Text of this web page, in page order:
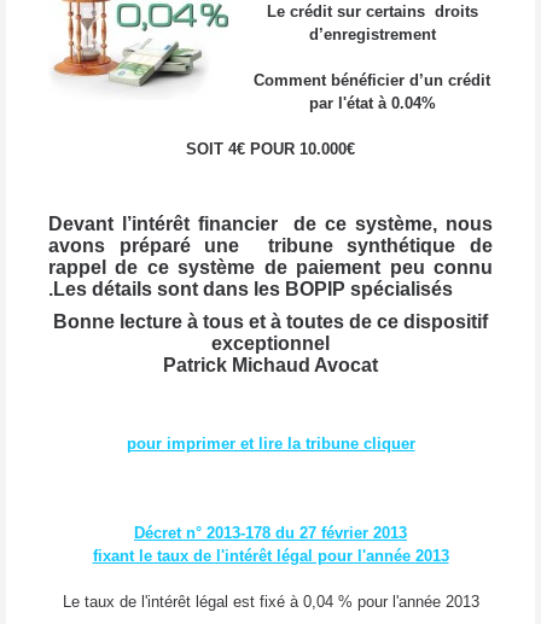
Le crédit sur certains droits
d’enregistrement
Comment bénéficier d’un crédit
par l'état à 0.04%
SOIT 4€ POUR 10.000€
Devant l’intérêt financier
de ce système, nous
avons préparé une
tribune synthétique de
rappel de ce système de paiement peu connu
.Les détails sont dans les BOPIP spécialisés
Bonne lecture à tous et à toutes de ce dispositif
exceptionnel
Patrick Michaud Avocat
pour imprimer et lire la tribune cliquer
Décret n° 2013-178 du 27 février 2013
fixant le taux de l'intérêt légal pour l'année 2013
Le taux de l'intérêt légal est fixé à 0,04 % pour l'année 2013